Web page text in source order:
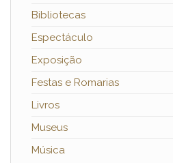
Bibliotecas
Espectáculo
Exposição
Festas e Romarias
Livros
Museus
Música